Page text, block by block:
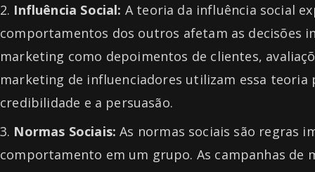
Influência Social: A teoria da influência social
comportamentos dos outros afetam as decisões
marketing como depoimentos de clientes,
marketing de influenciadores utilizam essa teoria
credibilidade e a persuasão.
Normas Sociais:As normas sociais são regras
comportamento em um grupo. As campanhas de